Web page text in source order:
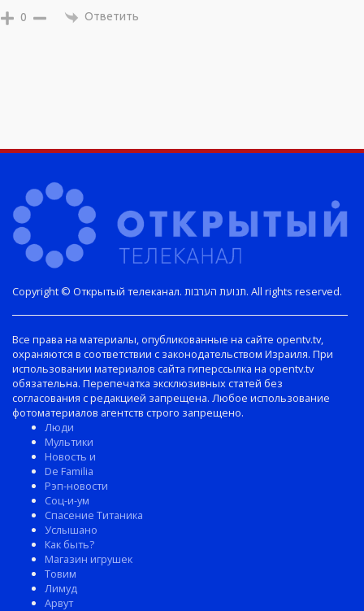
0 Ответить
Copyright © Открытый телеканал. תנועת הערבות. All rights reserved.
Все права на материалы, опубликованные на сайте opentv.tv,
охраняются в соответствии с законодательством Израиля. При
использовании материалов сайта гиперссылка на opentv.tv
обязательна. Перепечатка эксклюзивных статей без
согласования с редакцией запрещена. Любое использование
фотоматериалов агентств строго запрещено.
Люди
Мультики
Новость и
De Familia
Рэп-новости
Соц-и-ум
Спасение Титаника
Услышано
Как быть?
Магазин игрушек
Товим
Лимуд
Арвут